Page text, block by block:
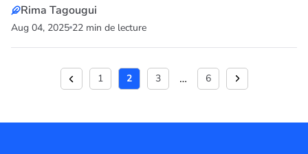
Rima Tagougui
Aug 04, 2025 22 min de lecture
1 2 3 … 6